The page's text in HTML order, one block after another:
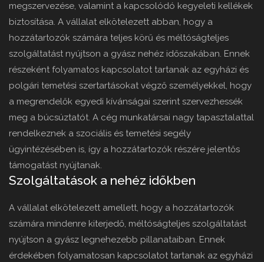
megszervezése, valamint a kapcsolódó kegyeleti kellékek
biztosítása. A vállalat elkötelezett abban, hogy a
hozzátartozók számára teljes körű és méltóságteljes
szolgáltatást nyújtson a gyász nehéz időszakában. Ennek
részeként folyamatos kapcsolatot tartanak az egyházi és
polgári temetési szertartásokat végző személyekkel, hogy
a megrendelők egyedi kívánságai szerint szervezhessék
meg a búcsúztatót. A cég munkatársai nagy tapasztalattal
rendelkeznek a szociális és temetési segély
ügyintézésében is, így a hozzátartozók részére jelentős
támogatást nyújtanak.
Szolgáltatások a nehéz időkben
A vállalat elkötelezett amellett, hogy a hozzátartozók
számára mindenre kiterjedő, méltóságteljes szolgáltatást
nyújtson a gyász legnehezebb pillanataiban. Ennek
érdekében folyamatosan kapcsolatot tartanak az egyházi